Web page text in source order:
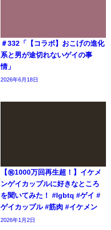
＃332「【コラボ】おこげの進化
系と男が途切れないゲイの事
情」
2026年6月18日
【㊗️1000万回再生超！】イケメ
ンゲイカップルに好きなところ
を聞いてみた！ #lgbtq #ゲイ #
ゲイカップル #筋肉 #イケメン
2026年1月2日